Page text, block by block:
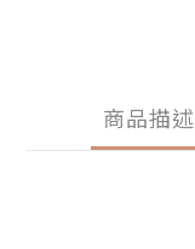
商品描述